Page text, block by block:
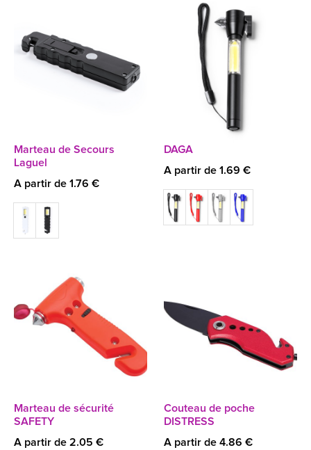
Marteau de Secours
Laguel
A partir de 1.76 €
DAGA
A partir de 1.69 €
Marteau de sécurité
SAFETY
A partir de 2.05 €
Couteau de poche
DISTRESS
A partir de 4.86 €